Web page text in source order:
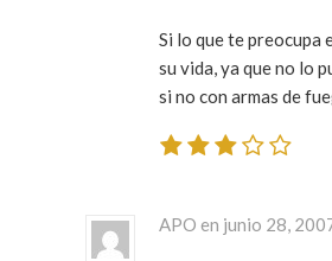
Si lo que te preocupa
su vida, ya que no lo
si no con armas de
APO en junio 28,